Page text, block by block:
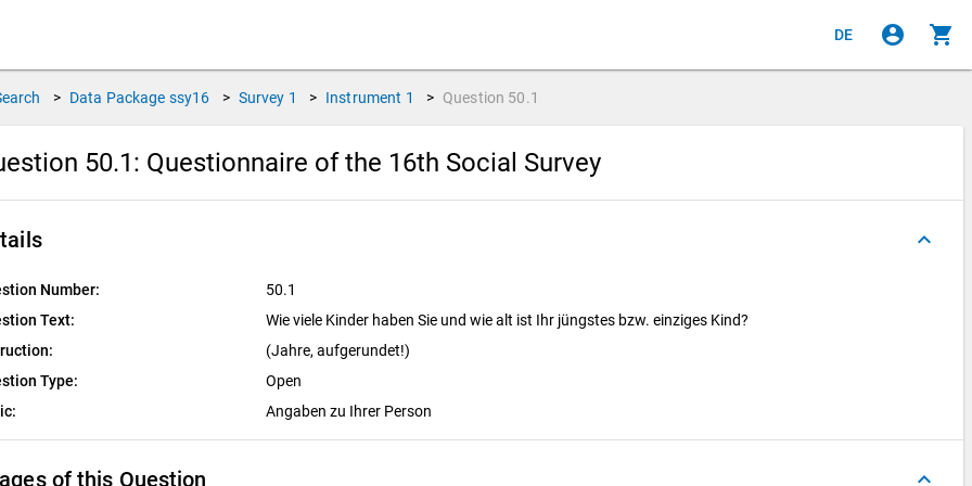
DE account_circle shopping_cart
> Data Package ssy16 > Survey 1 > Instrument 1 > Question 50.1
50.1: Questionnaire of the 16th Social Survey
keyboard_arrow_up
Number:
50.1
Text:
Wie viele Kinder haben Sie und wie alt ist Ihr jüngstes bzw. einziges Kind?
(Jahre, aufgerundet!)
Type:
Open
Angaben zu Ihrer Person
of this Question keyboard_arrow_up